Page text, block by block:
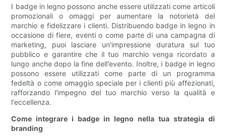
I badge in legno possono anche essere utilizzati come articoli
promozionali o omaggi per aumentare la notorietà del
marchio e fidelizzare i clienti. Distribuendo badge in legno in
occasione di fiere, eventi o come parte di una campagna di
marketing, puoi lasciare un'impressione duratura sul tuo
pubblico e garantire che il tuo marchio venga ricordato a
lungo anche dopo la fine dell'evento. Inoltre, i badge in legno
possono essere utilizzati come parte di un programma
fedeltà o come omaggio speciale per i clienti più affezionati,
rafforzando l'impegno del tuo marchio verso la qualità e
l'eccellenza.
Come integrare i badge in legno nella tua strategia di
branding